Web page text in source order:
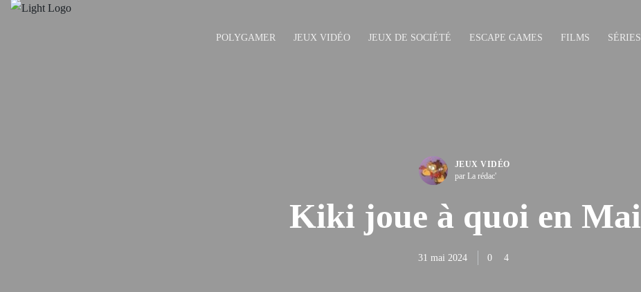
POLYGAMER JEUX VIDÉO JEUX DE SOCIÉTÉ ESCAPE GAMES FILMS SÉRIES
JEUX VIDÉO
par La rédac'
Kiki joue à quoi en Mai
31 mai 2024 0 4